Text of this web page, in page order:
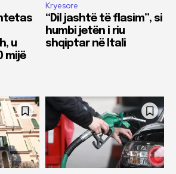
u
mijë
Kryesore
“Dil jashtë të flasim”, si
humbi jetën i riu
shqiptar në Itali